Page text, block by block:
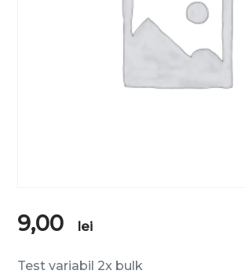
9,00 lei
Test variabil 2x bulk